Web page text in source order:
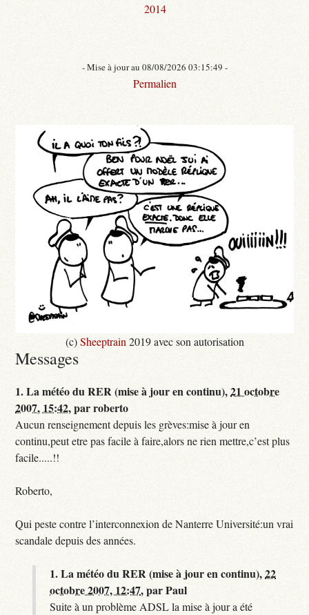
2014
- Mise à jour au 08/08/2026 03:15:49 -
Permalien
(c)Sheeptrain 2019 avec son autorisation
Messages
1.La météo du RER (mise à jour en continu),21 octobre
2007, 15:42,parroberto
Aucun renseignement depuis les grèves:mise à jour en
continu,peut etre pas facile à faire,alors ne rien mettre,c’est plus
facile.....!!
Roberto,
Qui peste contre l’interconnexion de Nanterre Université:un vrai
scandale depuis des années.
1.La météo du RER (mise à jour en continu),22
octobre 2007, 12:47,parPaul
Suite à un problème ADSL la mise à jour a été